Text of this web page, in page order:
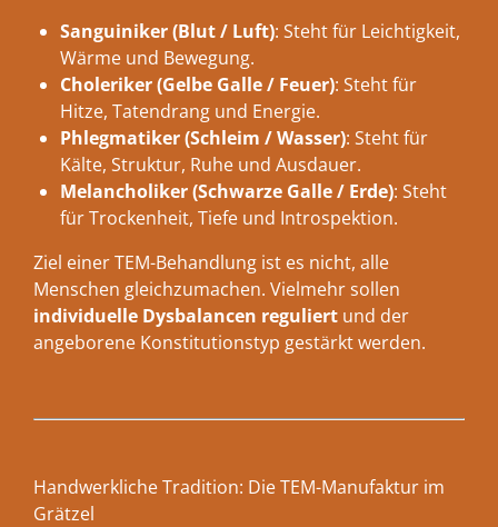
Sanguiniker (Blut / Luft): Steht für Leichtigkeit,
Wärme und Bewegung.
Choleriker (Gelbe Galle / Feuer): Steht für
Hitze, Tatendrang und Energie.
Phlegmatiker (Schleim / Wasser): Steht für
Kälte, Struktur, Ruhe und Ausdauer.
Melancholiker (Schwarze Galle / Erde): Steht
für Trockenheit, Tiefe und Introspektion.
Ziel einer TEM-Behandlung ist es nicht, alle
Menschen gleichzumachen. Vielmehr sollen
individuelle Dysbalancen reguliert und der
angeborene Konstitutionstyp gestärkt werden.
Handwerkliche Tradition: Die TEM-Manufaktur im
Grätzel